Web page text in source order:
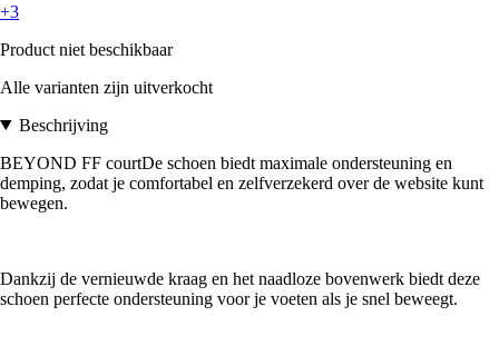
+3
Product niet beschikbaar
Alle varianten zijn uitverkocht
Beschrijving
BEYOND FF courtDe schoen biedt maximale ondersteuning en
demping, zodat je comfortabel en zelfverzekerd over de website kunt
bewegen.
Dankzij de vernieuwde kraag en het naadloze bovenwerk biedt deze
schoen perfecte ondersteuning voor je voeten als je snel beweegt.